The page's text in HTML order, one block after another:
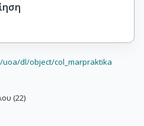
dl/object/col_marpraktika
(22)